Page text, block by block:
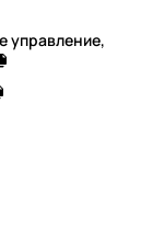
управление,